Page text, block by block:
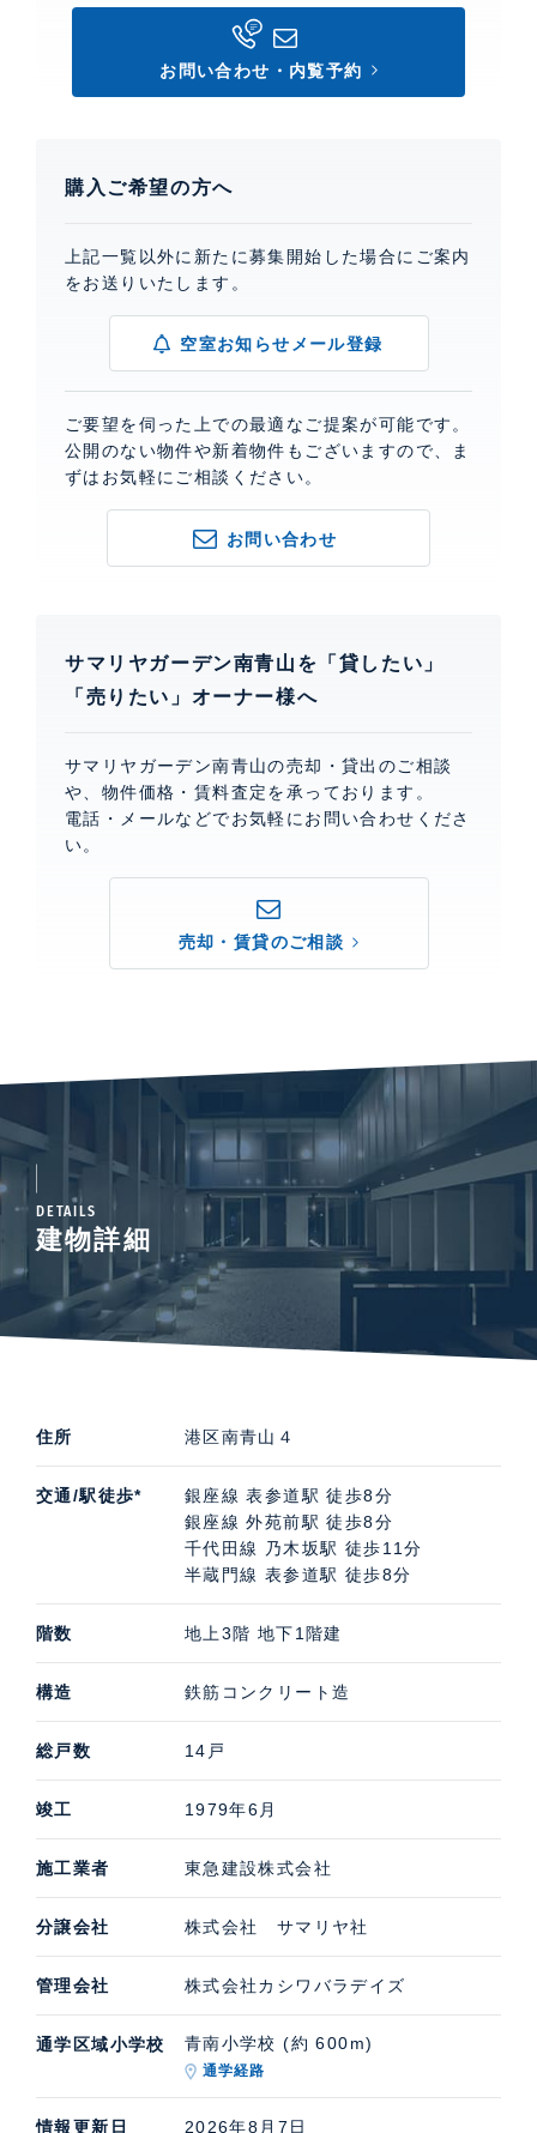
お問い合わせ・内覧予約
購入ご希望の方へ
上記一覧以外に新たに募集開始した場合にご案内
をお送りいたします。
空室お知らせメール登録
ご要望を伺った上での最適なご提案が可能です。
公開のない物件や新着物件もございますので、ま
ずはお気軽にご相談ください。
お問い合わせ
サマリヤガーデン南青山を「貸したい」
「売りたい」オーナー様へ
サマリヤガーデン南青山の売却・貸出のご相談
や、物件価格・賃料査定を承っております。
電話・メールなどでお気軽にお問い合わせくださ
い。
売却・賃貸のご相談
DETAILS
建物詳細
住所 港区南青山４
交通/駅徒歩*
銀座線 表参道駅 徒歩8分
銀座線 外苑前駅 徒歩8分
千代田線 乃木坂駅 徒歩11分
半蔵門線 表参道駅 徒歩8分
階数 地上3階 地下1階建
構造 鉄筋コンクリート造
総戸数 14戸
竣工 1979年6月
施工業者 東急建設株式会社
分譲会社 株式会社 サマリヤ社
管理会社 株式会社カシワバラデイズ
通学区域小学校 青南小学校 (約 600m)
通学経路
情報更新日 2026年8月7日